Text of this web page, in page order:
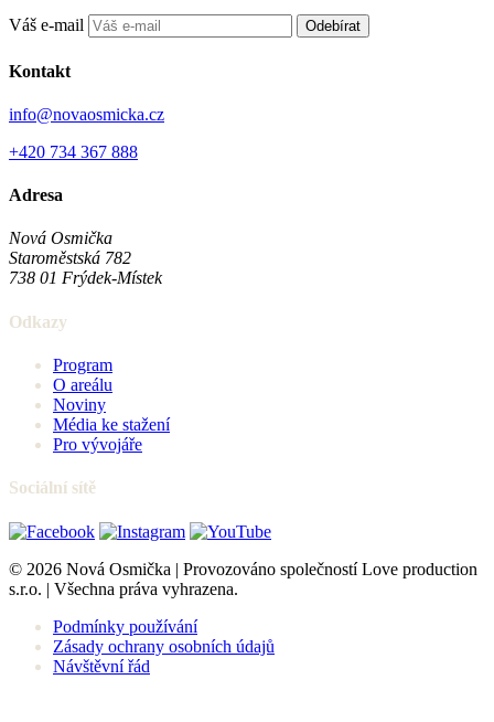
Váš e-mail Odebírat
Kontakt
info@novaosmicka.cz
+420 734 367 888
Adresa
Nová Osmička
Staroměstská 782
738 01 Frýdek-Místek
Odkazy
Program
O areálu
Noviny
Média ke stažení
Pro vývojáře
Sociální sítě
© 2026 Nová Osmička | Provozováno společností Love production
s.r.o. | Všechna práva vyhrazena.
Podmínky používání
Zásady ochrany osobních údajů
Návštěvní řád